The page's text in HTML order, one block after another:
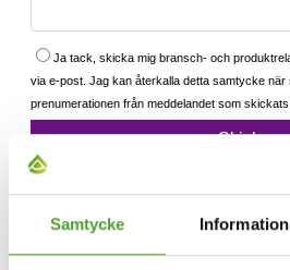
Samtycke Information